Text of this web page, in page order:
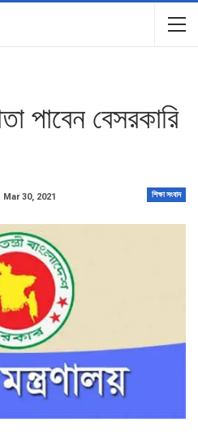
পাবেন বেসরকারি
শিক্ষা সংবাদ
Mar 30, 2021